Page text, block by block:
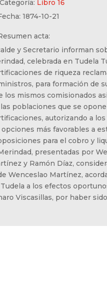
Libro 16
1874-10-21
acta:
y Secretario informan
celebrada en Tudela
de riqueza
para formación de
los mismos comisionados
poblaciones que se
autorizando a
opciones más favorables a
para el cobro y
presentadas por
y Ramón Díaz,
Wenceslao Martínez,
a los efectos
Viscasillas, por haber